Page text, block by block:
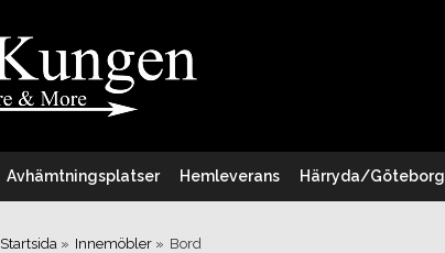
Avhämtningsplatser Hemleverans Härryda/Göteborg
Startsida » Innemöbler » Bord